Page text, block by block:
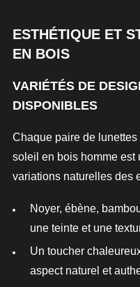
ESTHÉTIQUE ET
EN BOIS
VARIÉTÉS DE
DISPONIBLES
Chaque paire de
soleil en bois homme est
variations naturelles des
Noyer, ébène,
une teinte et une
Un toucher
aspect naturel et